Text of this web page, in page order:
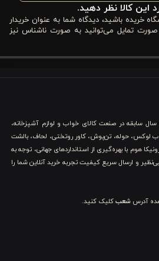
هر بار استفاده نیازی به صرف زمان زیاد
داشت. انتقال مناسب حرارت نیز باعث
یا محل کار عملکرد قابل اعتمادی
می‌تواند انتخابی هوشمندانه باشد.
چه
به ظاهر آن محدود نمی‌شود؛ کیفیت
از مهم‌ترین عواملی هستند که روی
می‌گذارند. در ادامه، مشخصات فنی
این کالا نظر دهید.
خریده باشید، دیدگاه شما به عنوان خریدار
تمایل می‌توانید به صورت ناشناس نیز
با ۲۰ سال سابقه در صنعت کالای خواب و لوازم آشپزخانه،
لوکس، حوله، تن‌پوش، کاور روتختی، لحاف، بالشت
هوم با بهره‌گیری از استانداردهای جهانی، توجه به
و ارسال سریع کیفیت تجربه خرید آنلاین شما را
شعبکلیک کنید.